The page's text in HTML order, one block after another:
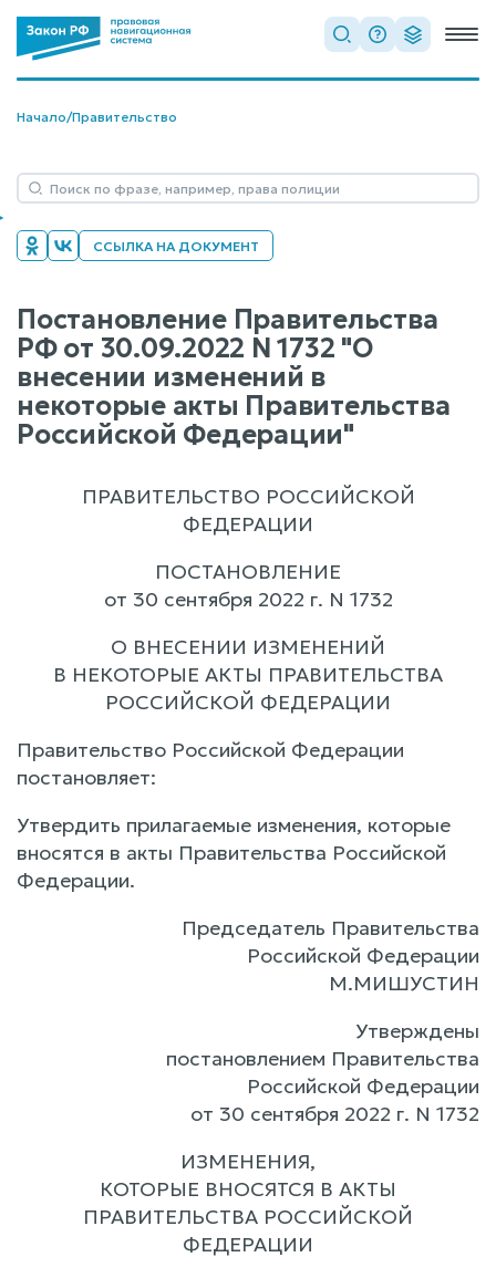
Начало/Правительство
ССЫЛКА НА ДОКУМЕНТ
Постановление Правительства
РФ от 30.09.2022 N 1732 "О
внесении изменений в
некоторые акты Правительства
Российской Федерации"
ПРАВИТЕЛЬСТВО РОССИЙСКОЙ
ФЕДЕРАЦИИ
ПОСТАНОВЛЕНИЕ
от 30 сентября 2022 г. N 1732
О ВНЕСЕНИИ ИЗМЕНЕНИЙ
В НЕКОТОРЫЕ АКТЫ ПРАВИТЕЛЬСТВА
РОССИЙСКОЙ ФЕДЕРАЦИИ
Правительство Российской Федерации
постановляет:
Утвердить прилагаемые изменения, которые
вносятся в акты Правительства Российской
Федерации.
Председатель Правительства
Российской Федерации
М.МИШУСТИН
Утверждены
постановлением Правительства
Российской Федерации
от 30 сентября 2022 г. N 1732
ИЗМЕНЕНИЯ,
КОТОРЫЕ ВНОСЯТСЯ В АКТЫ
ПРАВИТЕЛЬСТВА РОССИЙСКОЙ
ФЕДЕРАЦИИ